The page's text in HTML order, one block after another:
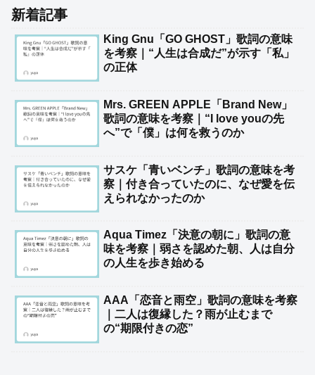
新着記事
King Gnu「GO GHOST」歌詞の意味
を考察｜“人生は合成だ”が示す「私」
の正体
Mrs. GREEN APPLE「Brand New」
歌詞の意味を考察｜“I love youの先
へ”で「僕」は何を救うのか
サスケ「青いベンチ」歌詞の意味を考
察｜付き合っていたのに、なぜ愛を伝
えられなかったのか
Aqua Timez「決意の朝に」歌詞の意
味を考察｜弱さを認めた朝、人は自分
の人生を歩き始める
AAA「恋音と雨空」歌詞の意味を考察
｜二人は復縁した？雨が止むまで
の“期限付きの恋”